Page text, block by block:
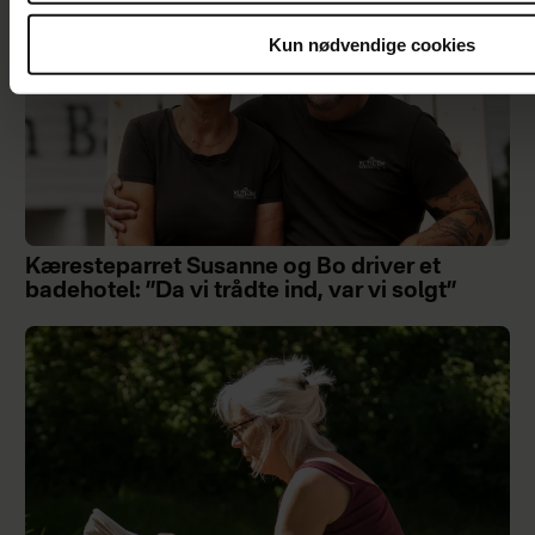
Kun nødvendige cookies
Kæresteparret Susanne og Bo driver et
badehotel: ”Da vi trådte ind, var vi solgt”